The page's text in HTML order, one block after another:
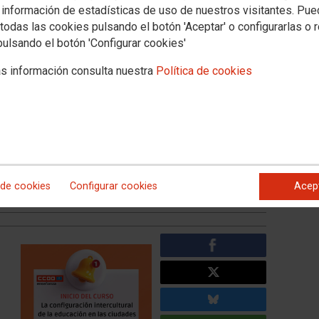
de estadísticas de uso de nuestros visitantes.
las cookies pulsando el botón 'Aceptar' o configurarlas o
el botón 'Configurar cookies'
información consulta nuestra Política de cookies
cookies Configurar cookies
intercultural de
Autónomas de
y recursos
noviembre al 3 de febrero de 2026. Inscripciones hasta el 13
el apartado 3.3 del baremo de interinos así como para su
permanente.
afiliados.